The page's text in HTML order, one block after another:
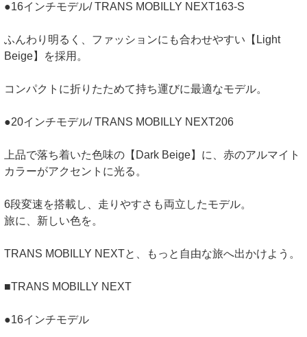
●16インチモデル/ TRANS MOBILLY NEXT163-S
ふんわり明るく、ファッションにも合わせやすい【Light
Beige】を採用。
コンパクトに折りたためて持ち運びに最適なモデル。
●20インチモデル/ TRANS MOBILLY NEXT206
上品で落ち着いた色味の【Dark Beige】に、赤のアルマイト
カラーがアクセントに光る。
6段変速を搭載し、走りやすさも両立したモデル。
旅に、新しい色を。
TRANS MOBILLY NEXTと、もっと自由な旅へ出かけよう。
■TRANS MOBILLY NEXT
●16インチモデル